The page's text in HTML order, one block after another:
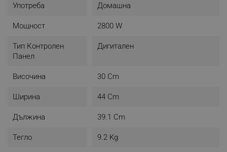
С голям капацитет от цели 10 литра и две отделни
приготвяте няколко ястия или големи порции
Употреба Домашна
Мощност 2800 W
Тип Контролен
Панел
Дигитален
Височина 30 Cm
Ширина 44 Cm
Дължина 39.1 Cm
Тегло 9.2 Kg